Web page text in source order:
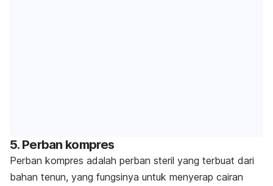
5. Perban kompres
Perban kompres adalah perban steril yang terbuat dari
bahan tenun, yang fungsinya untuk menyerap cairan